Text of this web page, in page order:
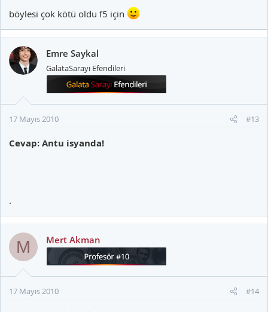
böylesi çok kötü oldu f5 için
Emre Saykal
GalataSarayı Efendileri
17 Mayıs 2010 #13
Cevap: Antu isyanda!
.
M Mert Akman
17 Mayıs 2010 #14